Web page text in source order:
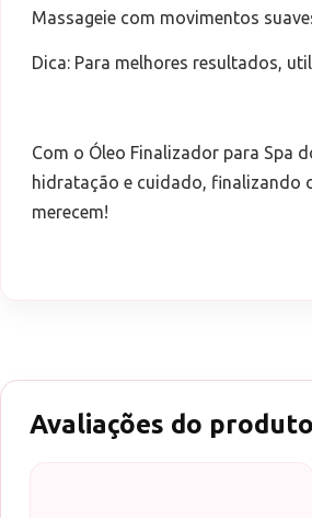
Massageie com movimentos
Dica: Para melhores resultados,
Com o Óleo Finalizador para Spa
hidratação e cuidado, finalizando
merecem!
Avaliações do produto